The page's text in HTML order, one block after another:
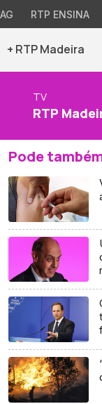
RTP ENSINA
+ RTP Madeira
TV
RTP
Pode